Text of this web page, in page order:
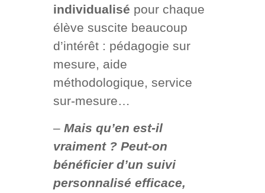
individualisé pour chaque
élève suscite beaucoup
d’intérêt : pédagogie sur
mesure, aide
méthodologique, service
sur-mesure…
– Mais qu’en est-il
vraiment ? Peut-on
bénéficier d’un suivi
personnalisé efficace,